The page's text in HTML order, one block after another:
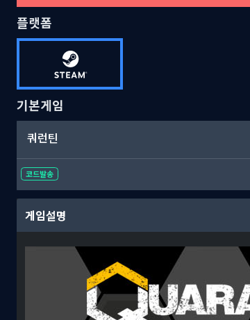
플랫폼
기본게임
쿼런틴
코드발송
게임설명